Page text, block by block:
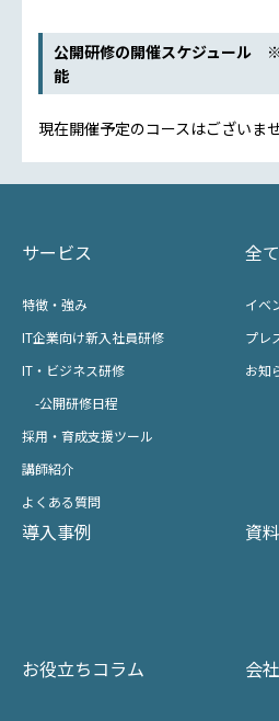
公開研修の開催スケジュール
能
現在開催予定のコースはございませ
サービス
特徴・強み
IT企業向け新入社員研修
IT・ビジネス研修
-公開研修日程
採用・育成支援ツール
講師紹介
よくある質問
全
イベ
プレ
お知
導入事例
お役立ちコラム
資
会